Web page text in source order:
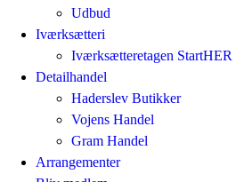
Udbud
Iværksætteri
Iværksætteretagen StartHER
Detailhandel
Haderslev Butikker
Vojens Handel
Gram Handel
Arrangementer